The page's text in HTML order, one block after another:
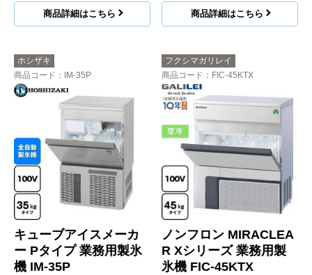
商品詳細はこちら 商品詳細はこちら
ホシザキ
商品コード ：IM-35P
キューブアイスメーカ
ー Pタイプ 業務用製氷
機 IM-35P
フクシマガリレイ
商品コード ：FIC-45KTX
ノンフロン MIRACLEA
R Xシリーズ 業務用製
氷機 FIC-45KTX